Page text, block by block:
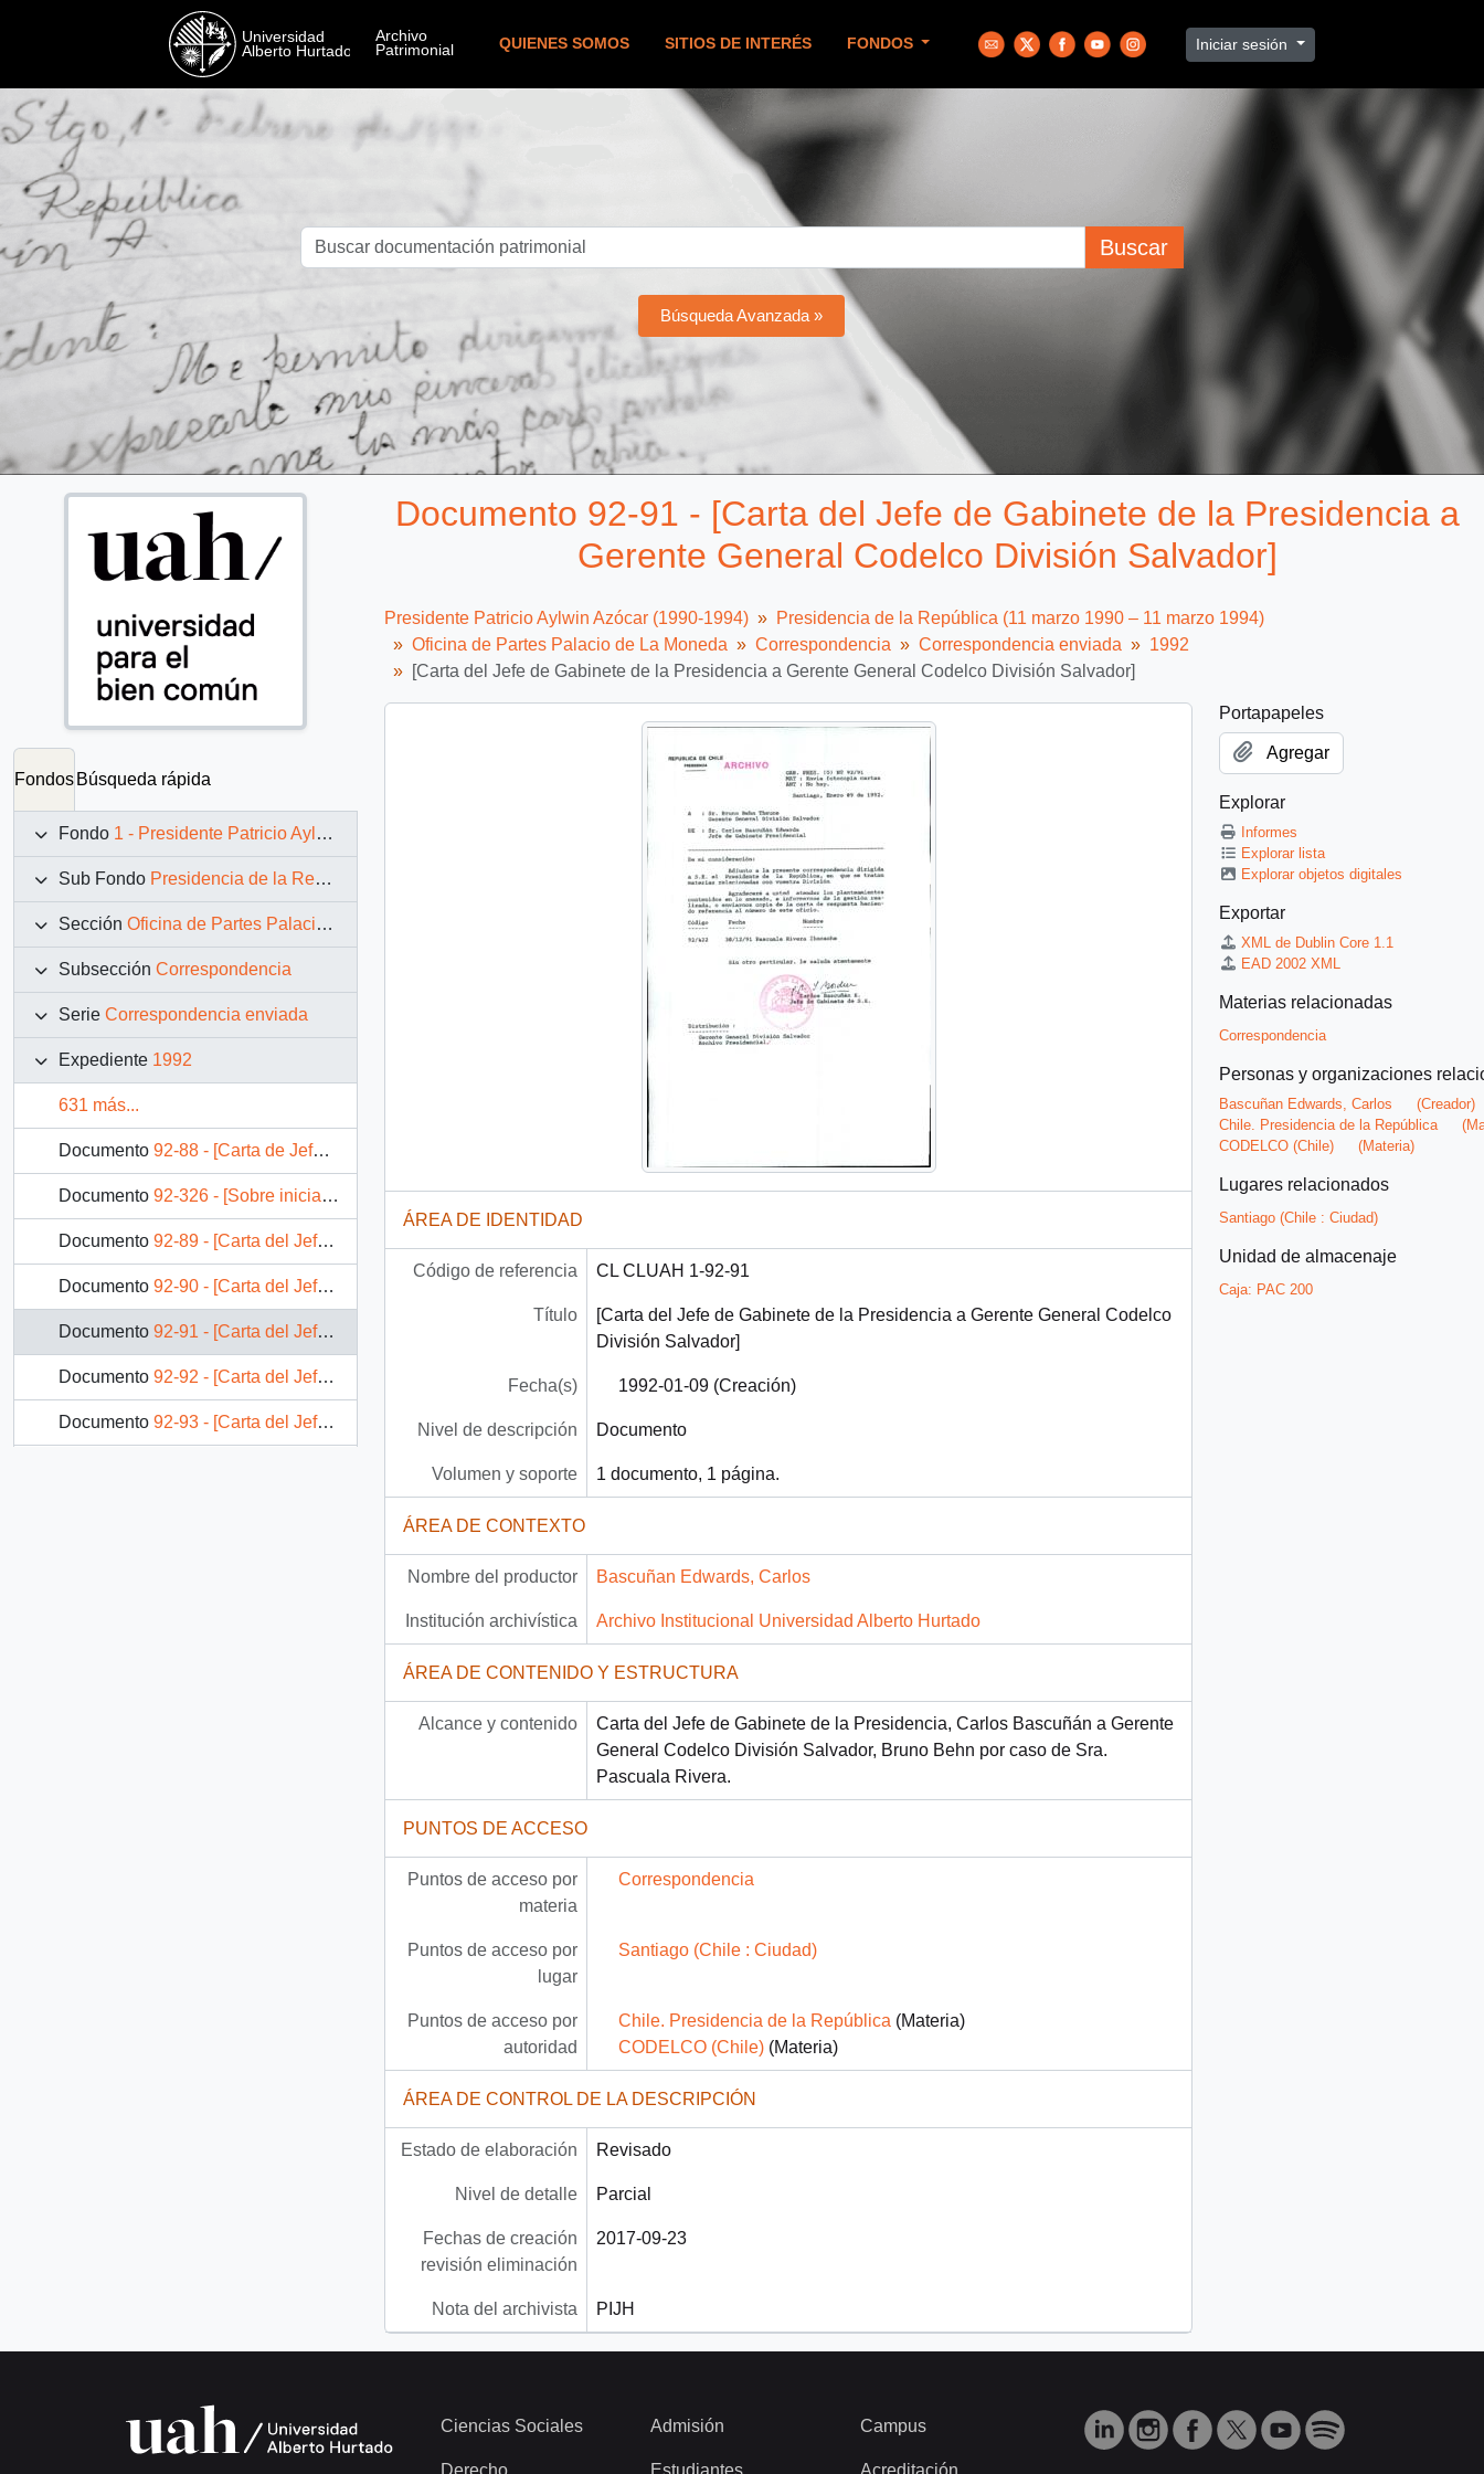
QUIENES SOMOS SITIOS DE INTERÉS FONDOS Iniciar sesión
Buscar
Búsqueda Avanzada »
Fondos Búsqueda rápida
Fondo 1 - Presidente Patricio Aylwin Azócar (1990-1994)
Sub Fondo Presidencia de la República (11 marzo 1990 – 11 marzo 1994)
Sección Oficina de Partes Palacio de La Moneda
Subsección Correspondencia
Serie Correspondencia enviada
Expediente 1992
631 más...
Documento 92-88 - [Carta de Jefe de Gabinete de la Presidencia a Intendente de la XI Región]
Documento 92-326 - [Sobre iniciativa para que participe una delegación del ejército argentino en la conmemoración de la Batalla de Chacabuco]
Documento 92-89 - [Carta del Jefe de Gabinete de la Presidencia a Subsecretario de Agricultura]
Documento 92-90 - [Carta del Jefe de Gabinete de la Presidencia a Subsecretario de Desarrollo Regional y Administrativo]
Documento 92-91 - [Carta del Jefe de Gabinete de la Presidencia a Gerente General Codelco División Salvador]
Documento 92-92 - [Carta del Jefe de Gabinete de la Presidencia a Intendente de la VI Región]
Documento 92-93 - [Carta del Jefe de Gabinete de la Presidencia a Gerente General de Correos de Chile]
Documento 92-91 - [Carta del Jefe de Gabinete de la Presidencia a
Gerente General Codelco División Salvador]
Presidente Patricio Aylwin Azócar (1990-1994)
Presidencia de la República (11 marzo 1990 – 11 marzo 1994)
Oficina de Partes Palacio de La Moneda
Correspondencia Correspondencia enviada
1992
[Carta del Jefe de Gabinete de la Presidencia a Gerente General Codelco División Salvador]
ÁREA DE IDENTIDAD
Código de referencia CL CLUAH 1-92-91
Título
[Carta del Jefe de Gabinete de la Presidencia a Gerente General Codelco
División Salvador]
Fecha(s) 1992-01-09 (Creación)
Nivel de descripción Documento
Volumen y soporte 1 documento, 1 página.
ÁREA DE CONTEXTO
Nombre del productor Bascuñan Edwards, Carlos
Institución archivística Archivo Institucional Universidad Alberto Hurtado
ÁREA DE CONTENIDO Y ESTRUCTURA
Alcance y contenido
Carta del Jefe de Gabinete de la Presidencia, Carlos Bascuñán a Gerente
General Codelco División Salvador, Bruno Behn por caso de Sra.
Pascuala Rivera.
PUNTOS DE ACCESO
Puntos de acceso por
materia
Correspondencia
Puntos de acceso por
lugar
Santiago (Chile : Ciudad)
Puntos de acceso por
autoridad
Chile. Presidencia de la República (Materia)
CODELCO (Chile)(Materia)
ÁREA DE CONTROL DE LA DESCRIPCIÓN
Estado de elaboración Revisado
Nivel de detalle Parcial
Fechas de creación
revisión eliminación
2017-09-23
Nota del archivista PIJH
Portapapeles
Agregar
Explorar
Informes
Explorar lista
Explorar objetos digitales
Exportar
XML de Dublin Core 1.1
EAD 2002 XML
Materias relacionadas
Correspondencia
Personas y organizaciones
Bascuñan Edwards, Carlos
(Creador)
Chile. Presidencia de la República
CODELCO (Chile)
(Materia)
Lugares relacionados
Santiago (Chile : Ciudad)
Unidad de almacenaje
Caja: PAC 200
Ciencias Sociales
Derecho
Admisión
Estudiantes
Campus
Acreditación